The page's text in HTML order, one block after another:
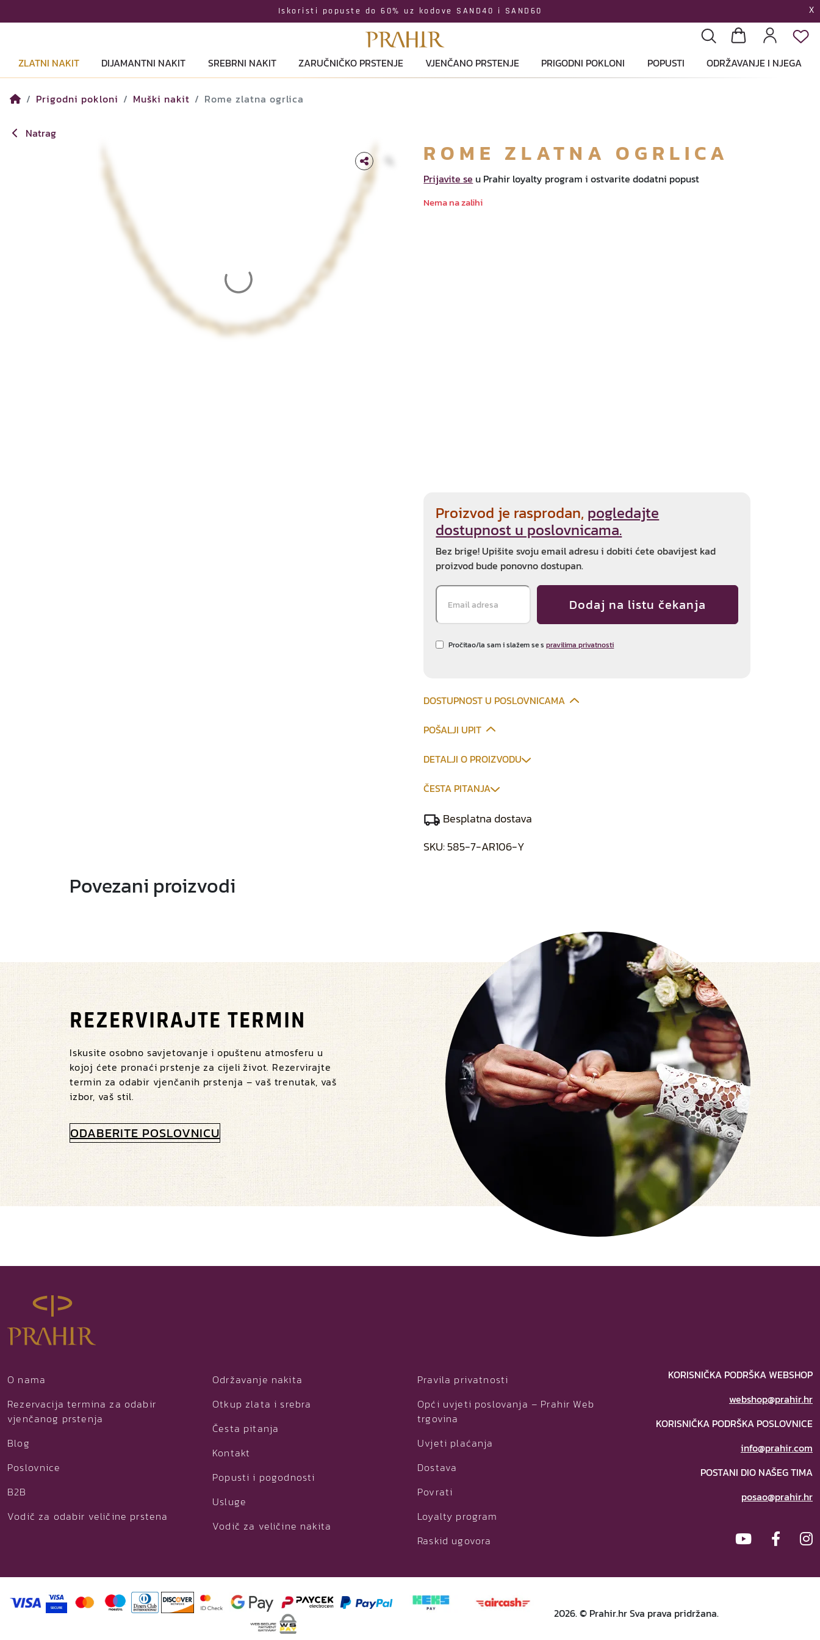
Iskoristi popuste do 60% uz kodove SAND40 i SAND60 X
ZLATNI NAKIT
DIJAMANTNI NAKIT SREBRNI NAKIT ZARUČNIČKO PRSTENJE VJENČANO PRSTENJE PRIGODNI POKLONI POPUSTI ODRŽAVANJE I NJEGA
Prigodni pokloni Muški nakit Rome zlatna ogrlica
Natrag
ROME ZLATNA OGRLICA
Prijavite se u Prahir loyalty program i ostvarite dodatni popust
Nema na zalihi
Proizvod je rasprodan, pogledajte
dostupnost u poslovnicama.
Bez brige! Upišite svoju email adresu i dobiti ćete obavijest kad
proizvod bude ponovno dostupan.
Pročitao/la sam i slažem se spravilima privatnosti
DOSTUPNOST U POSLOVNICAMA
POŠALJI UPIT
DETALJI O PROIZVODU
ČESTA PITANJA
Besplatna dostava
SKU:585-7-AR106-Y
Povezani proizvodi
REZERVIRAJTE TERMIN
Iskusite osobno savjetovanje i opuštenu atmosferu u
kojoj ćete pronaći prstenje za cijeli život. Rezervirajte
termin za odabir vjenčanih prstenja – vaš trenutak, vaš
izbor, vaš stil.
ODABERITE POSLOVNICU
O nama
Rezervacija termina za odabir
vjenčanog prstenja
Blog
Poslovnice
B2B
Vodič za odabir veličine prstena
Održavanje nakita
Otkup zlata i srebra
Česta pitanja
Kontakt
Popusti i pogodnosti
Usluge
Vodič za veličine nakita
Pravila privatnosti
Opći uvjeti poslovanja – Prahir Web
trgovina
Uvjeti plaćanja
Dostava
Povrati
Loyalty program
Raskid ugovora
KORISNIČKA PODRŠKA WEBSHOP
webshop@prahir.hr
KORISNIČKA PODRŠKA POSLOVNICE
info@prahir.com
POSTANI DIO NAŠEG TIMA
posao@prahir.hr
2026. © Prahir.hr Sva prava pridržana.